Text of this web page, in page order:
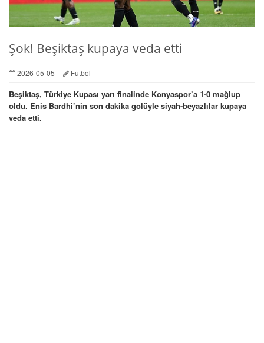
Şok! Beşiktaş kupaya veda etti
2026-05-05 Futbol
Beşiktaş, Türkiye Kupası yarı finalinde Konyaspor’a 1-0 mağlup
oldu. Enis Bardhi’nin son dakika golüyle siyah-beyazlılar kupaya
veda etti.